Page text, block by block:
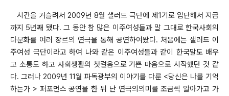
시간을 거슬려서 2009년 8월 샐러드 극단에 제1기로 입단해서 지금
까지 5년째 됐다.그 동안 참 많은 이주여성들과 말 그대로 한국사회의
다문화를 여러 장르의 연극을 통해 공연하여왔다. 처음에는 샐러드 이
주여성 극단이라고 하여 나와 같은 이주여성들과 같이 한국말도 배우
고 소통도 하고 사회생활의 첫걸음으로 기쁜 마음으로 시작했던 것 같
다. 그러나 2009년 11월 파독광부의 이야기를 다룬 <당신은 나를 기억
하는가 > 퍼포먼스 공연을 한 뒤 난 연극의의미를 조금씩 알아가고 가